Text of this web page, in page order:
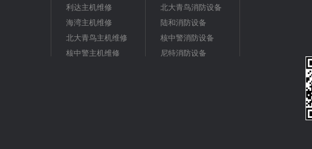
利达主机维修
海湾主机维修
北大青鸟主机维修
核中警主机维修
北大青鸟消防设备
陆和消防设备
核中警消防设备
尼特消防设备